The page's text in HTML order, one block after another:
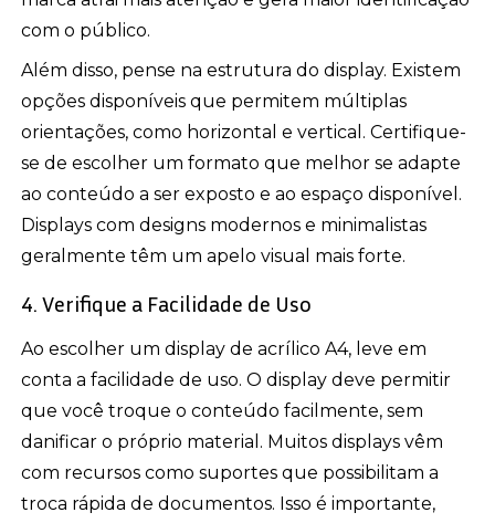
com o público.
Além disso, pense na estrutura do display. Existem
opções disponíveis que permitem múltiplas
orientações, como horizontal e vertical. Certifique-
se de escolher um formato que melhor se adapte
ao conteúdo a ser exposto e ao espaço disponível.
Displays com designs modernos e minimalistas
geralmente têm um apelo visual mais forte.
4. Verifique a Facilidade de Uso
Ao escolher um display de acrílico A4, leve em
conta a facilidade de uso. O display deve permitir
que você troque o conteúdo facilmente, sem
danificar o próprio material. Muitos displays vêm
com recursos como suportes que possibilitam a
troca rápida de documentos. Isso é importante,